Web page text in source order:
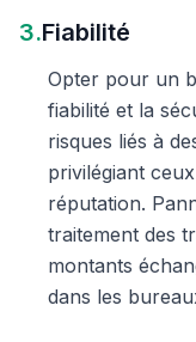
3.Fiabilité
Opter pour un
fiabilité et la
risques liés à
privilégiant
réputation.
traitement des
montants
dans les